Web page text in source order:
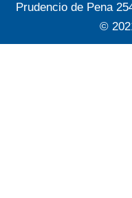
Prudencio de Pena
©